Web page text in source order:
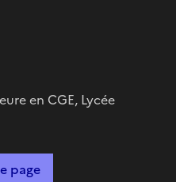
en CGE, Lycée
page